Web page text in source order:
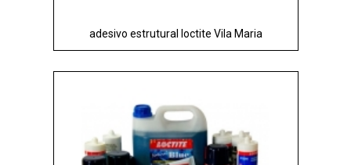
adesivo estrutural loctite Vila Maria